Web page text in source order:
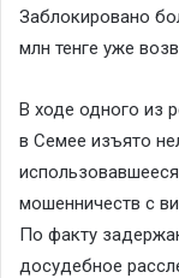
Заблокировано
млн тенге уже
В ходе одного из
в Семее изъято
мошенничеств с
По факту
досудебное